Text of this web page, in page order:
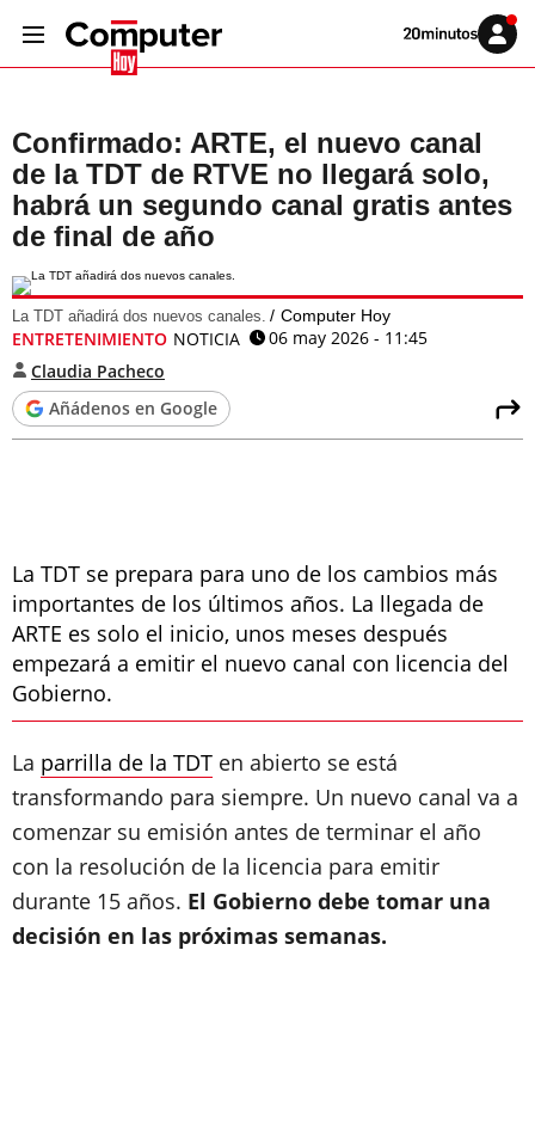
Volver
Iniciar
sesión
Confirmado: ARTE, el nuevo canal
de la TDT de RTVE no llegará solo,
habrá un segundo canal gratis antes
de final de año
La TDT añadirá dos nuevos canales. Computer Hoy
ENTRETENIMIENTO NOTICIA
06 may 2026 - 11:45
Claudia Pacheco
Añádenos en Google
La TDT se prepara para uno de los cambios más
importantes de los últimos años. La llegada de
ARTE es solo el inicio, unos meses después
empezará a emitir el nuevo canal con licencia del
Gobierno.
La parrilla de la TDT en abierto se está
transformando para siempre. Un nuevo canal va a
comenzar su emisión antes de terminar el año
con la resolución de la licencia para emitir
durante 15 años. El Gobierno debe tomar una
decisión en las próximas semanas.